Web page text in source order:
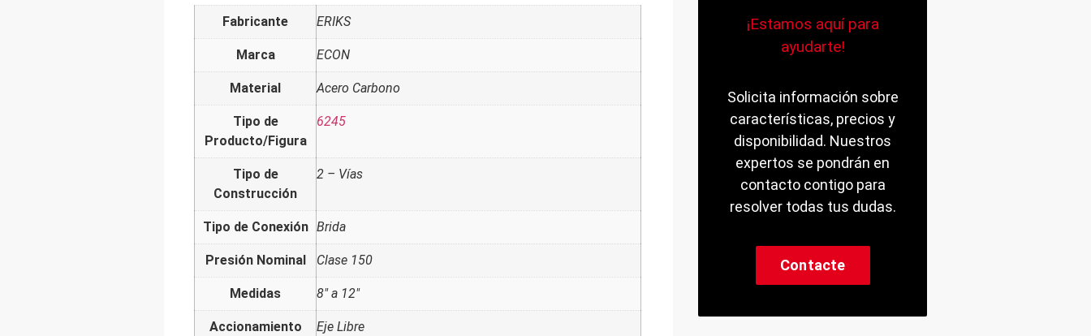
Fabricante ERIKS
Marca ECON
Material Acero Carbono
Tipo de
Producto/Figura
6245
Tipo de
Construcción
2 – Vías
Tipo de Conexión Brida
Presión Nominal Clase 150
Medidas 8" a 12"
Accionamiento Eje Libre
¡Estamos aquí para
ayudarte!
Solicita información sobre
características, precios y
disponibilidad. Nuestros
expertos se pondrán en
contacto contigo para
resolver todas tus dudas.
Contacte